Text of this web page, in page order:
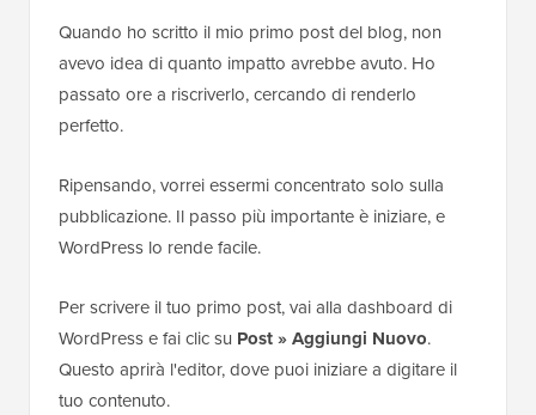
Quando ho scritto il mio primo post del blog, non
avevo idea di quanto impatto avrebbe avuto. Ho
passato ore a riscriverlo, cercando di renderlo
perfetto.
Ripensando, vorrei essermi concentrato solo sulla
pubblicazione. Il passo più importante è iniziare, e
WordPress lo rende facile.
Per scrivere il tuo primo post, vai alla dashboard di
WordPress e fai clic su Post » Aggiungi Nuovo.
Questo aprirà l'editor, dove puoi iniziare a digitare il
tuo contenuto.